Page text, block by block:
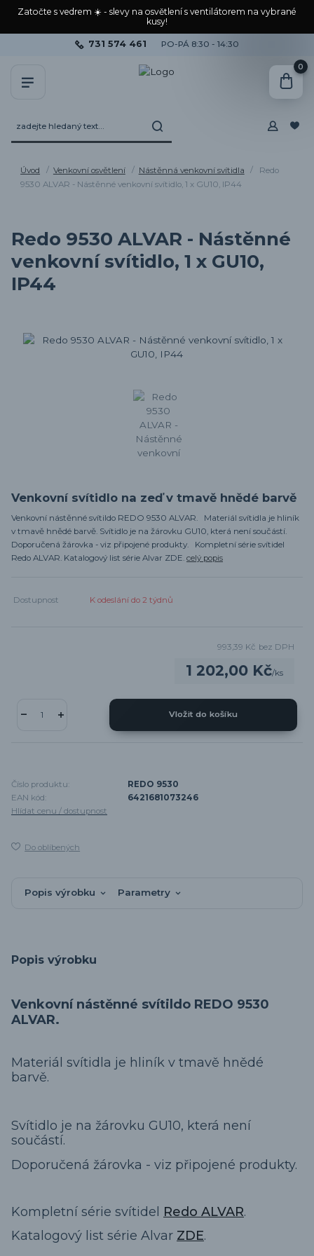
Zatočte s vedrem ☀️ - slevy na osvětlení s ventilátorem na vybrané
kusy!
731 574 461 PO-PÁ 8:30 - 14:30
0
Úvod Venkovní osvětlení Nástěnná venkovní svítidla
Redo
9530 ALVAR - Nástěnné venkovní svítidlo, 1 x GU10, IP44
Redo 9530 ALVAR - Nástěnné
venkovní svítidlo, 1 x GU10,
IP44
Venkovní svítidlo na zeď v tmavě hnědé barvě
Venkovní nástěnné svítildo REDO 9530 ALVAR. Materiál svítidla je hliník
v tmavě hnědé barvě. Svítidlo je na žárovku GU10, která není součástí.
Doporučená žárovka - viz připojené produkty. Kompletní série svítidel
Redo ALVAR. Katalogový list série Alvar ZDE. celý popis
Dostupnost K odeslání do 2 týdnů
1 202,00 Kč/ks
993,39 Kč bez DPH
Vložit do košíku
Číslo produktu:
REDO 9530
EAN kód:
6421681073246
Hlídat cenu / dostupnost
Do oblíbených
Popis výrobku Parametry
Popis výrobku
Venkovní nástěnné svítildo REDO 9530
ALVAR.
Materiál svítidla je hliník v tmavě hnědé
barvě.
Svítidlo je na žárovku GU10, která není
součástí.
Doporučená žárovka - viz připojené produkty.
Kompletní série svítidel Redo ALVAR.
Katalogový list série Alvar ZDE.